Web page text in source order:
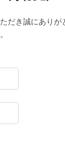
だき誠にあり